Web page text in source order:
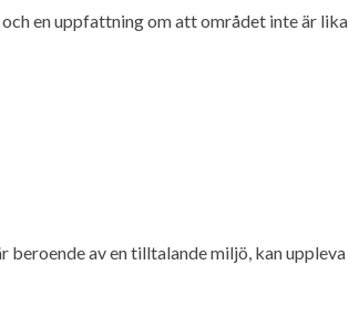
en uppfattning om att området inte är lika
av en tilltalande miljö, kan uppleva